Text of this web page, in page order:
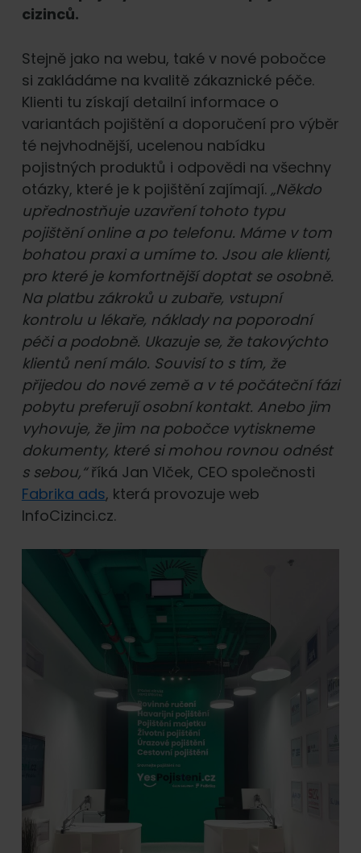
cizinců.
Stejně jako na webu, také v nové pobočce
si zakládáme na kvalitě zákaznické péče.
Klienti tu získají detailní informace o
variantách pojištění a doporučení pro výběr
té nejvhodnější, ucelenou nabídku
pojistných produktů i odpovědi na všechny
otázky, které je k pojištění zajímají. „Někdo
upřednostňuje uzavření tohoto typu
pojištění online a po telefonu. Máme v tom
bohatou praxi a umíme to. Jsou ale klienti,
pro které je komfortnější doptat se osobně.
Na platbu zákroků u zubaře, vstupní
kontrolu u lékaře, náklady na poporodní
péči a podobně. Ukazuje se, že takovýchto
klientů není málo. Souvisí to s tím, že
přijedou do nové země a v té počáteční fázi
pobytu preferují osobní kontakt. Anebo jim
vyhovuje, že jim na pobočce vytiskneme
dokumenty, které si mohou rovnou odnést
s sebou,“říká Jan Vlček, CEO společnosti
Fabrika ads, která provozuje web
InfoCizinci.cz.